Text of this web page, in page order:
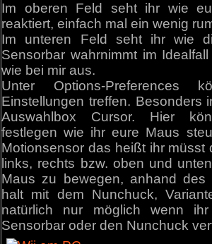
Im oberen Feld seht ihr wie
reaktiert, einfach mal ein wenig
Im unteren Feld seht ihr wie
Sensorbar wahrnimmt im
wie bei mir aus.
Unter Options-Preferences
Einstellungen treffen. Besonders
Auswahlbox Cursor. Hier
festlegen wie ihr eure Maus
Motionsensor das heißt ihr müsst
links, rechts bzw. oben und
Maus zu bewegen, anhand des
halt mit dem Nunchuck,
natürlich nur möglich wenn
Sensorbar oder den Nunchuck